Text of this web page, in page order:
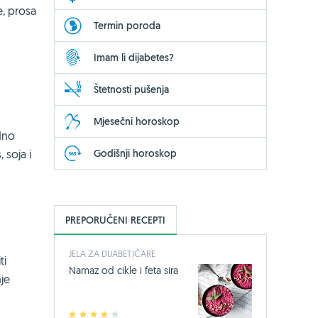
prosa
soja i
Termin poroda
Imam li dijabetes?
Štetnosti pušenja
Mjesečni horoskop
Godišnji horoskop
PREPORUČENI RECEPTI
JELA ZA DIJABETIČARE
Namaz od cikle i feta sira